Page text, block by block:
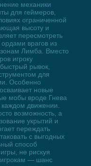
механики
для геймеров,
ограниченной
высоту и
пересмотреть
врагов из
Лимба. Вместо
игроку
рывок,
для
Особенно
новые
мобы вроде Гнева
движении.
возможность, а
укрытий и
переждать
с выгодных
способ
не рискуя
— шанс